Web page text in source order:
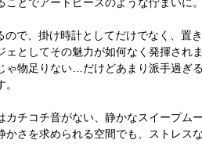
ので、掛け時計としてだけでなく、置
ェとしてその魅力が如何なく発揮されま
ゃ物足りない…だけどあまり派手過ぎ
カチコチ音がない、静かなスイープム
かさを求められる空間でも、ストレス